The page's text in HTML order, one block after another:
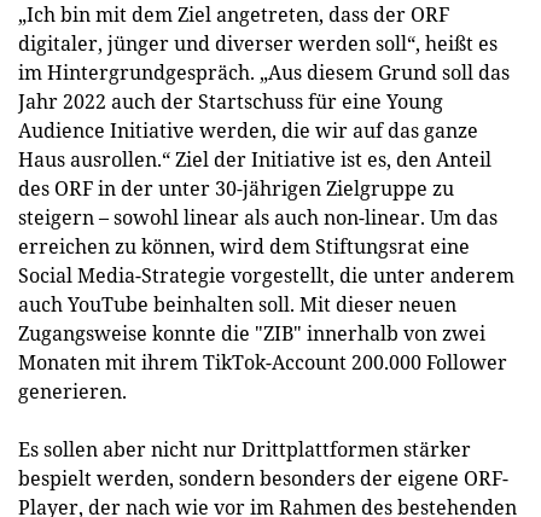
„Ich bin mit dem Ziel angetreten, dass der ORF
digitaler, jünger und diverser werden soll“, heißt es
im Hintergrundgespräch. „Aus diesem Grund soll das
Jahr 2022 auch der Startschuss für eine Young
Audience Initiative werden, die wir auf das ganze
Haus ausrollen.“ Ziel der Initiative ist es, den Anteil
des ORF in der unter 30-jährigen Zielgruppe zu
steigern – sowohl linear als auch non-linear. Um das
erreichen zu können, wird dem Stiftungsrat eine
Social Media-Strategie vorgestellt, die unter anderem
auch YouTube beinhalten soll. Mit dieser neuen
Zugangsweise konnte die "ZIB" innerhalb von zwei
Monaten mit ihrem TikTok-Account 200.000 Follower
generieren.
Es sollen aber nicht nur Drittplattformen stärker
bespielt werden, sondern besonders der eigene ORF-
Player, der nach wie vor im Rahmen des bestehenden